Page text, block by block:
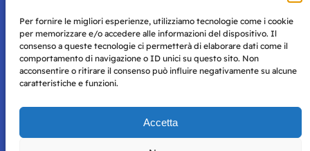
Per fornire le migliori esperienze, utilizziamo tecnologie come i cookie
per memorizzare e/o accedere alle informazioni del dispositivo. Il
consenso a queste tecnologie ci permetterà di elaborare dati come il
comportamento di navigazione o ID unici su questo sito. Non
acconsentire o ritirare il consenso può influire negativamente su alcune
caratteristiche e funzioni.
Accetta
Storie di Napoli è una testata registrata presso il tribunale di